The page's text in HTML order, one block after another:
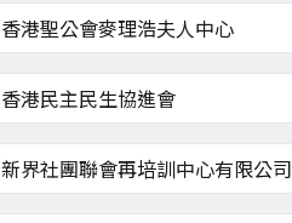
香港聖公會麥理浩夫人中心
香港民主民生協進會
新界社團聯會再培訓中心有限公司